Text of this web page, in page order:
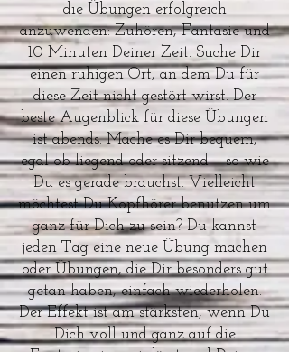
die Übungen erfolgreich
anzuwenden: Zuhören, Fantasie und
10 Minuten Deiner Zeit. Suche Dir
einen ruhigen Ort, an dem Du für
diese Zeit nicht gestört wirst. Der
beste Augenblick für diese Übungen
ist abends. Mache es Dir bequem,
egal ob liegend oder sitzend – so wie
Du es gerade brauchst. Vielleicht
möchtest Du Kopfhörer benutzen um
ganz für Dich zu sein? Du kannst
jeden Tag eine neue Übung machen
oder Übungen, die Dir besonders gut
getan haben, einfach wiederholen.
Der Effekt ist am stärksten, wenn Du
Dich voll und ganz auf die